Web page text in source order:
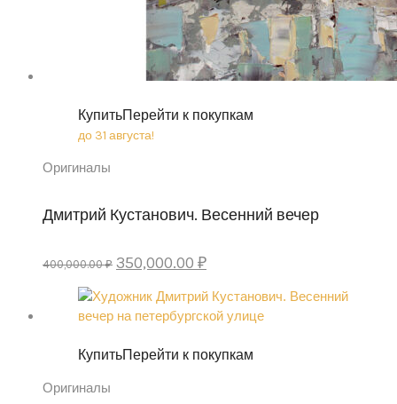
КупитьПерейти к покупкам
до 31 августа!
Оригиналы
Дмитрий Кустанович. Весенний вечер
400,000.00 ₽ Original
was:
400,000.00 ₽.
350,000.00 ₽Current
is:
350,000.00 ₽.
КупитьПерейти к покупкам
Оригиналы